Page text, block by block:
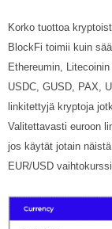
Korko tuottoa
BlockFi toimii kuin
Ethereumin,
USDC, GUSD, PAX,
linkitettyjä kryptoja
Valitettavasti euroon
jos käytät jotain
EUR/USD